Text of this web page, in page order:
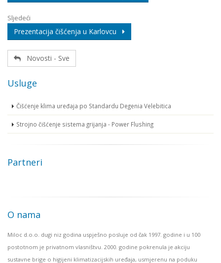
Sljedeći
Prezentacija čišćenja u Karlovcu
Novosti - Sve
Usluge
Čišćenje klima uređaja po Standardu Degenia Velebitica
Strojno čišćenje sistema grijanja - Power Flushing
Partneri
O nama
Miloc d.o.o. dugi niz godina uspješno posluje od čak 1997. godine i u 100
postotnom je privatnom vlasništvu. 2000. godine pokrenula je akciju
sustavne brige o higijeni klimatizacijskih uređaja, usmjerenu na poduku